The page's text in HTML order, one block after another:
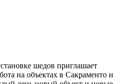
шедов приглашает
на объектах в Сакраменто и